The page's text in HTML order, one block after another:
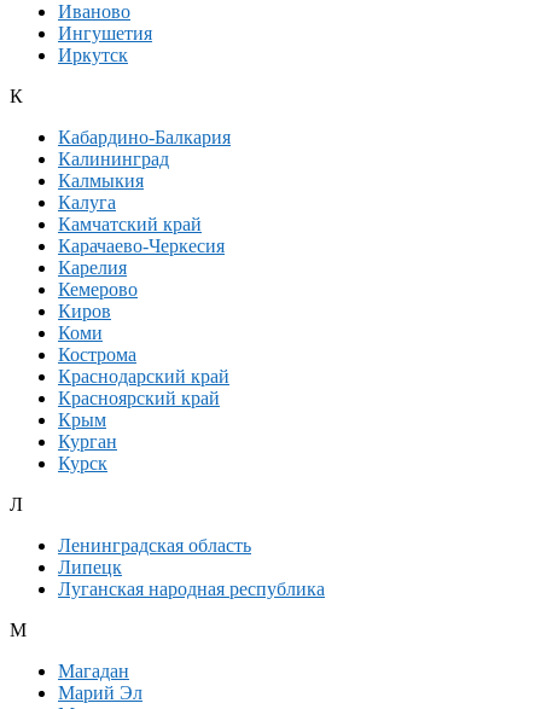
Иваново
Ингушетия
Иркутск
К
Кабардино-Балкария
Калининград
Калмыкия
Калуга
Камчатский край
Карачаево-Черкесия
Карелия
Кемерово
Киров
Коми
Кострома
Краснодарский край
Красноярский край
Крым
Курган
Курск
Л
Ленинградская область
Липецк
Луганская народная республика
М
Магадан
Марий Эл